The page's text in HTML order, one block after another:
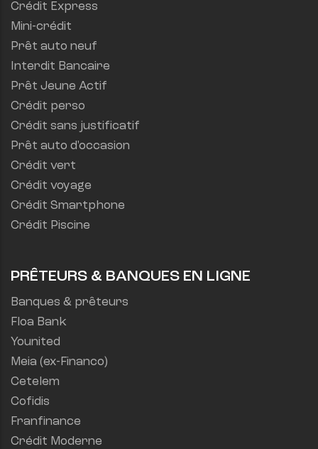
Crédit Express
Mini-crédit
Prêt auto neuf
Interdit Bancaire
Prêt Jeune Actif
Crédit perso
Crédit sans justificatif
Prêt auto d'occasion
Crédit vert
Crédit voyage
Crédit Smartphone
Crédit Piscine
PRÊTEURS & BANQUES EN LIGNE
Banques & prêteurs
Floa Bank
Younited
Meia (ex-Financo)
Cetelem
Cofidis
Franfinance
Crédit Moderne